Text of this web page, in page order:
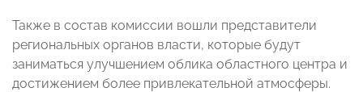
Также в состав комиссии вошли представители
региональных органов власти, которые будут
заниматься улучшением облика областного центра и
достижением более привлекательной атмосферы.